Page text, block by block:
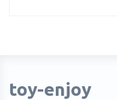
toy-enjoy